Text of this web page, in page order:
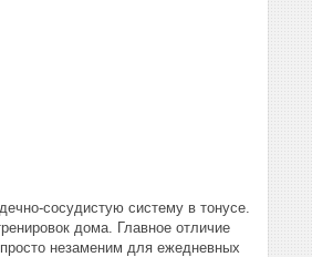
сосудистую систему в тонусе.
дома. Главное отличие
незаменим для ежедневных